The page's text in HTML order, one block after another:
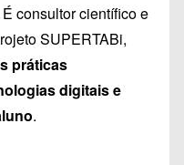
consultor científico e
SUPERTABi,
práticas
digitais e
.